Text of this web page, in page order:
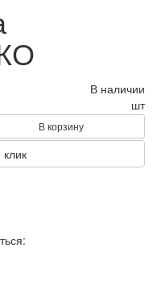
В наличии
шт
В корзину